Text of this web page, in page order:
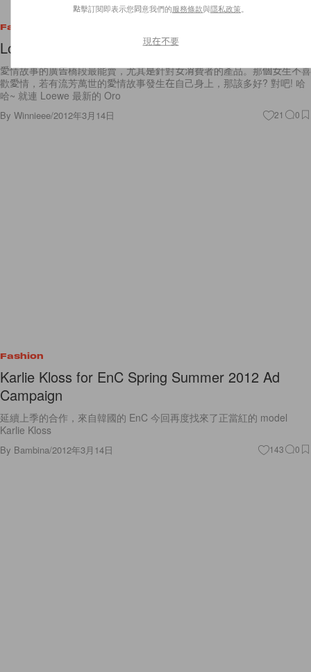
Fashion
Loewe New ORO Collection
愛情故事的廣告橋段最能賣，尤其是針對女消費者的產品。那個女生不喜
歡愛情，若有流芳萬世的愛情故事發生在自己身上，那該多好? 對吧! 哈
哈~ 就連 Loewe 最新的 Oro
By Winnieee/2012年3月14日 21 0
Fashion
Karlie Kloss for EnC Spring Summer 2012 Ad
Campaign
延續上季的合作，來自韓國的 EnC 今回再度找來了正當紅的 model
Karlie Kloss
By Bambina/2012年3月14日 143 0
點擊訂閱即表示您同意我們的服務條款與隱私政策
現在不要